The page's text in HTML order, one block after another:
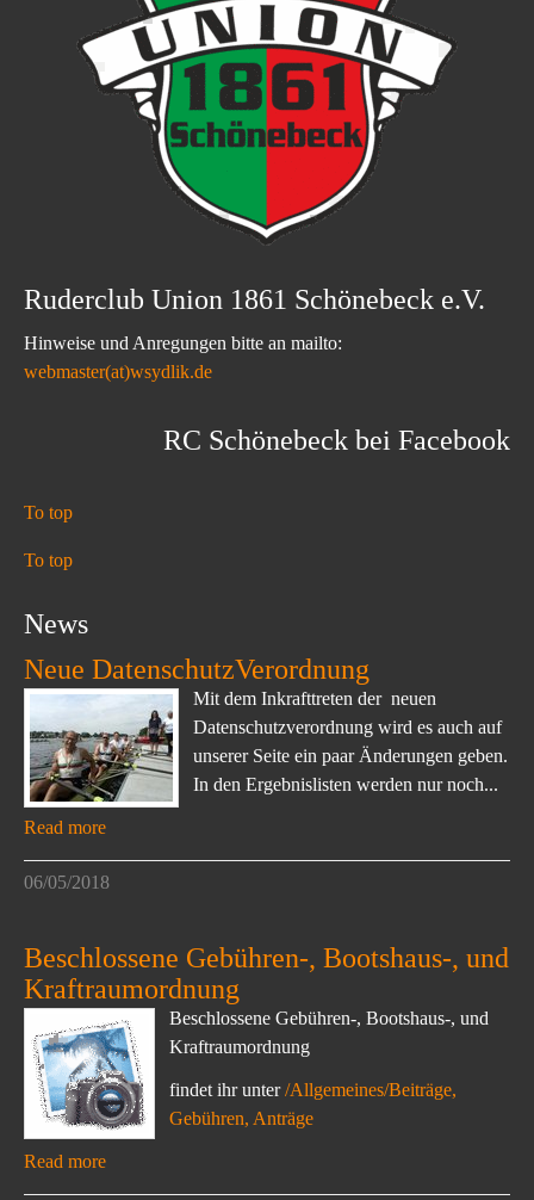
Ruderclub Union 1861 Schönebeck e.V.
Hinweise und Anregungen bitte an mailto:
webmaster(at)wsydlik.de
RC Schönebeck bei Facebook
To top
To top
News
Neue DatenschutzVerordnung
Mit dem Inkrafttreten der neuen
Datenschutzverordnung wird es auch auf
unserer Seite ein paar Änderungen geben.
In den Ergebnislisten werden nur noch...
Read more
06/05/2018
Beschlossene Gebühren-, Bootshaus-, und
Kraftraumordnung
Beschlossene Gebühren-, Bootshaus-, und
Kraftraumordnung
findet ihr unter/Allgemeines/Beiträge,
Gebühren, Anträge
Read more